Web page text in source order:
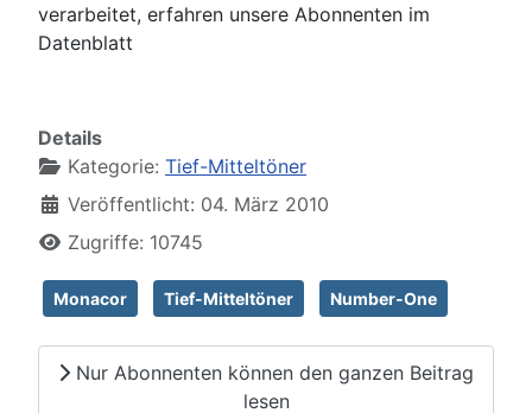
verarbeitet, erfahren unsere Abonnenten im
Datenblatt
Details
Kategorie: Tief-Mitteltöner
Veröffentlicht: 04. März 2010
Zugriffe: 10745
Monacor Tief-Mitteltöner Number-One
Nur Abonnenten können den ganzen Beitrag
lesen